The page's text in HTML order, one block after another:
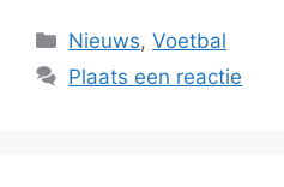
Categorieën
Nieuws,Voetbal
Plaats een reactie